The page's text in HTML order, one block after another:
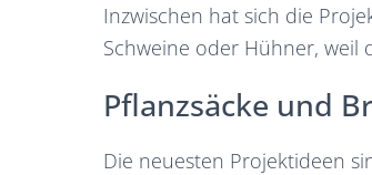
Inzwischen hat sich die
Schweine oder Hühner, weil
Pflanzsäcke und
Die neuesten Projektideen